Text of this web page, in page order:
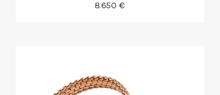
8.650 €